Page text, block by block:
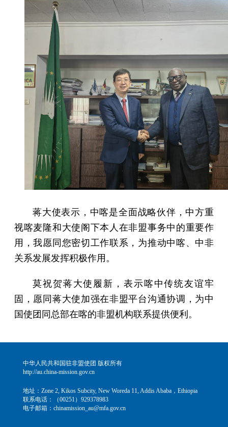
蒋大使表示，中喀是全面战略伙伴，中方重
视喀麦隆和大使阁下本人在非盟事务中的重要作
用，我愿同您密切工作联系，为推动中喀、中非
关系发展发挥积极作用。
莫祝贺蒋大使履新，表示喀中传统友谊牢
固，愿同蒋大使加强在非盟平台沟通协调，为中
国使团同总部在喀的非盟机构联系提供便利。
中华人民共和国驻非盟使团 版权所有
http://au.china-mission.gov.cn
地址：Zone 2, Kikos Subcity, New Woreda 11, Addis Ababa，Ethiopia
联系电话：（00251）929378983
电子邮箱：chinamission_au@mfa.gov.cn